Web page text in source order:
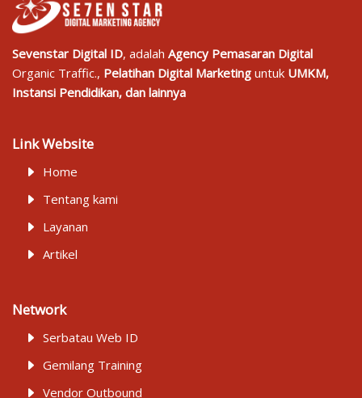
Sevenstar Digital ID, adalah Agency Pemasaran Digital
Organic Traffic., Pelatihan Digital Marketing untuk UMKM,
Instansi Pendidikan, dan lainnya
Link Website
Home
Tentang kami
Layanan
Artikel
Network
Serbatau Web ID
Gemilang Training
Vendor Outbound